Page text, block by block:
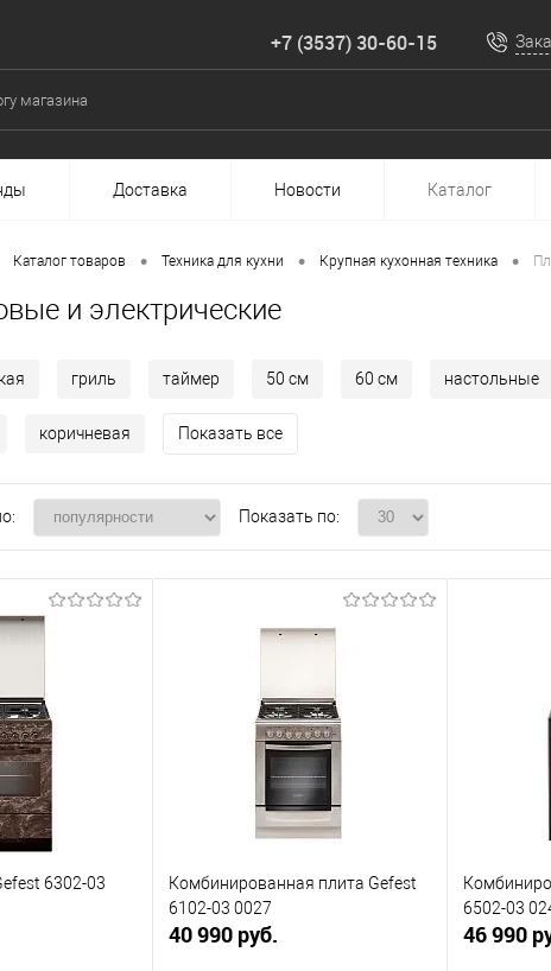
+7 (3537) 30-60-15
Доставка Новости Каталог
Каталог товаров • Техника для кухни • Крупная кухонная техника •
и электрические
гриль таймер 50 см 60 см настольные
коричневая Показать все
Показать по:
6302-03
Комбинированная плита Gefest
6102-03 0027
40 990 руб.
6502-03
46 990